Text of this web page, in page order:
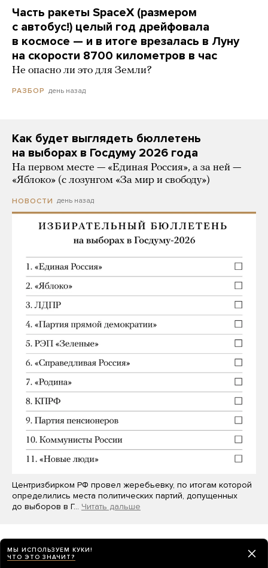
Часть ракеты SpaceX (размером
с автобус!) целый год дрейфовала
в космосе — и в итоге врезалась в Луну
на скорости 8700 километров в час
Не опасно ли это для Земли?
РАЗБОР день назад
Как будет выглядеть бюллетень
на выборах в Госдуму 2026 года
На первом месте — «Единая Россия», а за ней —
«Яблоко» (с лозунгом «За мир и свободу»)
НОВОСТИ день назад
Центризбирком РФ провел жеребьевку, по итогам которой
определились места политических партий, допущенных
до выборов в Г… Читать дальше
МЫ ИСПОЛЬЗУЕМ КУКИ!
ЧТО ЭТО ЗНАЧИТ?